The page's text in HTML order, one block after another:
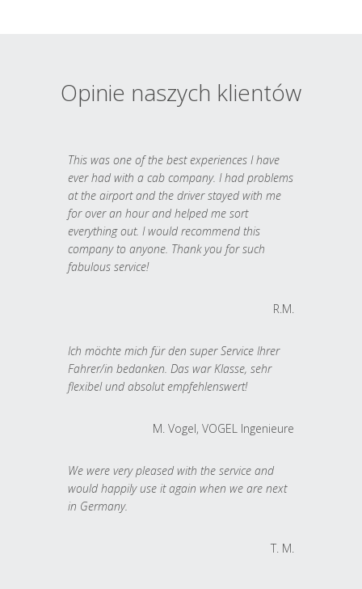
Opinie naszych klientów
This was one of the best experiences I have
ever had with a cab company. I had problems
at the airport and the driver stayed with me
for over an hour and helped me sort
everything out. I would recommend this
company to anyone. Thank you for such
fabulous service!
R.M.
Ich möchte mich für den super Service Ihrer
Fahrer/in bedanken. Das war Klasse, sehr
flexibel und absolut empfehlenswert!
M. Vogel, VOGEL Ingenieure
We were very pleased with the service and
would happily use it again when we are next
in Germany.
T. M.